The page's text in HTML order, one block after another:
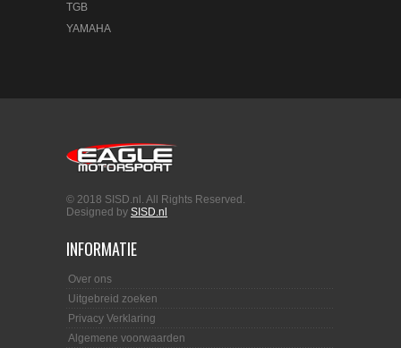
TGB
YAMAHA
© 2018 SISD.nl. All Rights Reserved.
Designed by SISD.nl
INFORMATIE
Over ons
Uitgebreid zoeken
Privacy Verklaring
Algemene voorwaarden